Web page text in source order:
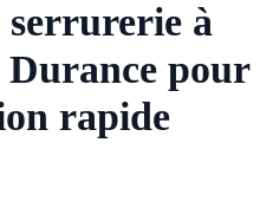
à
Durance pour
rapide